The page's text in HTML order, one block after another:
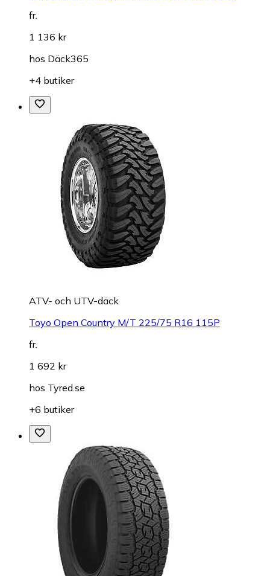
fr.
1 136 kr
hos Däck365
+4 butiker
ATV- och UTV-däck
Toyo Open Country M/T 225/75 R16 115P
fr.
1 692 kr
hos Tyred.se
+6 butiker